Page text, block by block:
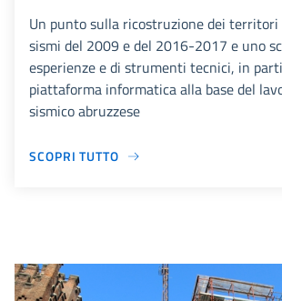
Un punto sulla ricostruzione dei territori
sismi del 2009 e del 2016-2017 e uno
esperienze e di strumenti tecnici, in
piattaforma informatica alla base del
sismico abruzzese
SCOPRI TUTTO